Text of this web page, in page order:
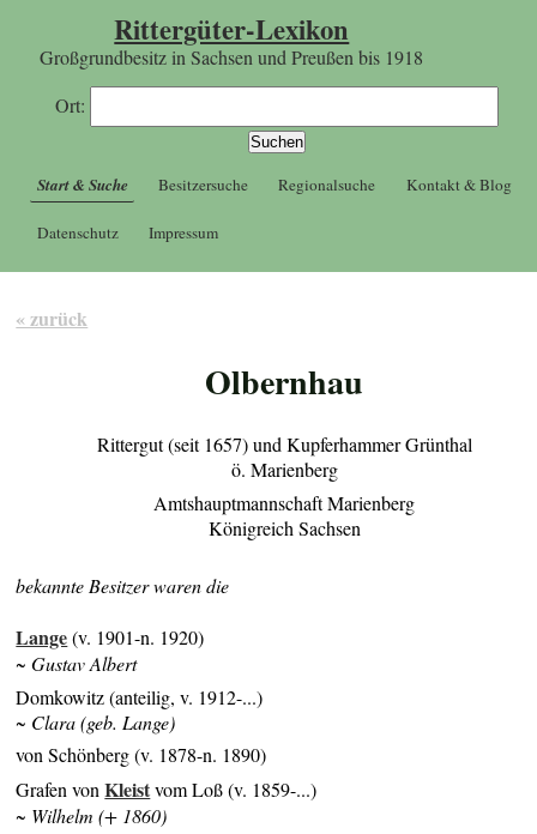
Rittergüter-Lexikon
Großgrundbesitz in Sachsen und Preußen bis 1918
Ort:
Start & Suche Besitzersuche Regionalsuche Kontakt & Blog
Datenschutz Impressum
« zurück
Olbernhau
Rittergut (seit 1657) und Kupferhammer Grünthal
ö. Marienberg
Amtshauptmannschaft Marienberg
Königreich Sachsen
bekannte Besitzer waren die
Lange(v. 1901-n. 1920)
~ Gustav Albert
Domkowitz (anteilig, v. 1912-...)
~ Clara (geb. Lange)
von Schönberg (v. 1878-n. 1890)
Grafen vonKleistvom Loß (v. 1859-...)
~ Wilhelm (+ 1860)